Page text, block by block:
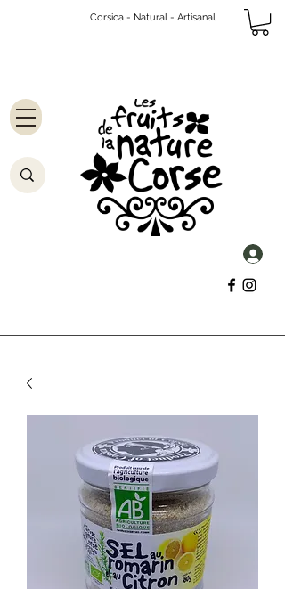
Corsica - Natural - Artisanal